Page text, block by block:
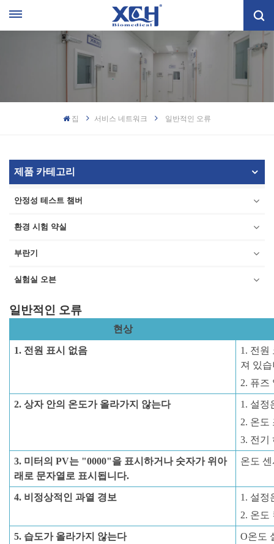
집 서비스 네트워크 일반적인 오류
제품 카테고리
안정성 테스트 챔버
환경 시험 약실
부란기
실험실 오븐
일반적인 오류
현상
1. 전원 표시 없음
1. 전원
져 있
2. 퓨즈
2. 상자 안의 온도가 올라가지 않는다
1. 설정
2. 온도
3. 전기
3. 미터의 PV는 "0000"을 표시하거나 숫자가 위아
래로 문자열로 표시됩니다.
온도
4. 비정상적인 과열 경보
1. 설정
2. 온도
5. 습도가 올라가지 않는다 O온도